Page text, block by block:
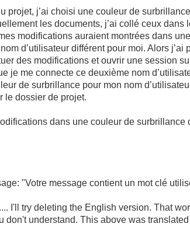
projet, j’ai choisi une couleur de
les documents, j’ai collé ceux
modifications auraient montrées dans
d’utilisateur différent pour moi. Alors
des modifications et ouvrir une session
je me connecte ce deuxième nom
de surbrillance pour mon nom
le dossier de projet.
dans une couleur de surbrillance
"Votre message contient un mot clé
I'll try deleting the English version. That
don't understand. This above was